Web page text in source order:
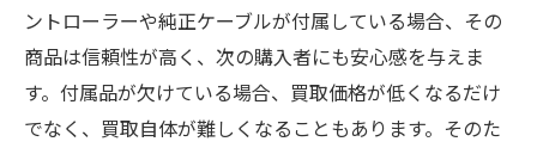
ントローラーや純正ケーブルが付属している場合、その
商品は信頼性が高く、次の購入者にも安心感を与えま
す。付属品が欠けている場合、買取価格が低くなるだけ
でなく、買取自体が難しくなることもあります。そのた